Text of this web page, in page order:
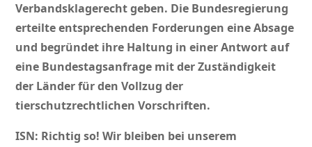
Verbandsklagerecht geben. Die Bundesregierung
erteilte entsprechenden Forderungen eine Absage
und begründet ihre Haltung in einer Antwort auf
eine Bundestagsanfrage mit der Zuständigkeit
der Länder für den Vollzug der
tierschutzrechtlichen Vorschriften.
ISN: Richtig so! Wir bleiben bei unserem